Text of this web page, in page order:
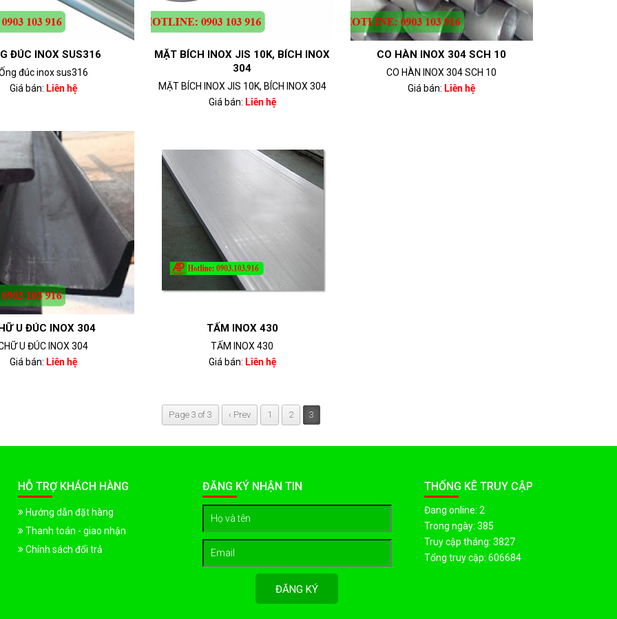
ĐÚC INOX SUS316
đúc inox sus316
Giá bán: Liên hệ
MẶT BÍCH INOX JIS 10K, BÍCH INOX
304
MẶT BÍCH INOX JIS 10K, BÍCH INOX 304
Giá bán: Liên hệ
CO HÀN INOX 304 SCH 10
CO HÀN INOX 304 SCH 10
Giá bán: Liên hệ
U ĐÚC INOX 304
U ĐÚC INOX 304
Giá bán: Liên hệ
TẤM INOX 430
TẤM INOX 430
Giá bán: Liên hệ
Page 3 of 3 ‹ Prev 1 2 3
HỖ TRỢ KHÁCH HÀNG
Hướng dẫn đặt hàng
Thanh toán - giao nhận
Chính sách đổi trả
ĐĂNG KÝ NHẬN TIN
ĐĂNG KÝ
THỐNG KÊ TRUY CẬP
Đang online: 2
Trong ngày: 385
Truy cập tháng: 3827
Tổng truy cập: 606684